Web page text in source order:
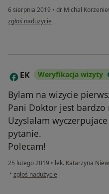
6 sierpnia 2019 • dr Michał
w opinii użytkownika Agata
zgłoś nadużycie
E EK Weryfikacja wizyty
Bylam na wizycie
Pani Doktor jest
Uzyslalam
pytanie.
Polecam!
25 lutego 2019 • lek. Katarzyna
• w opinii użytkownika EK
zgłoś nadużycie